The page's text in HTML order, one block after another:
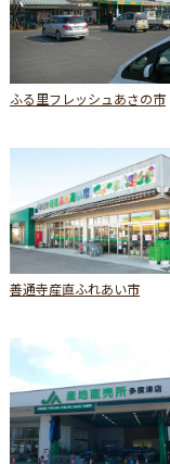
ふる里フレッシュあさの市
善通寺産直ふれあい市